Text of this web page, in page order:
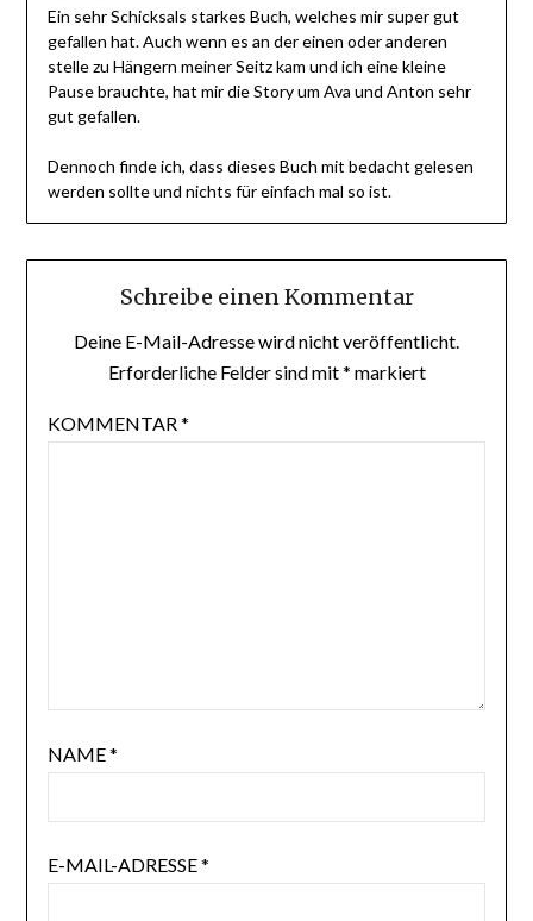
Ein sehr Schicksals starkes Buch, welches mir super gut
gefallen hat. Auch wenn es an der einen oder anderen
stelle zu Hängern meiner Seitz kam und ich eine kleine
Pause brauchte, hat mir die Story um Ava und Anton sehr
gut gefallen.
Dennoch finde ich, dass dieses Buch mit bedacht gelesen
werden sollte und nichts für einfach mal so ist.
Schreibe einen Kommentar
Deine E-Mail-Adresse wird nicht veröffentlicht.
Erforderliche Felder sind mit* markiert
KOMMENTAR*
NAME*
E-MAIL-ADRESSE*